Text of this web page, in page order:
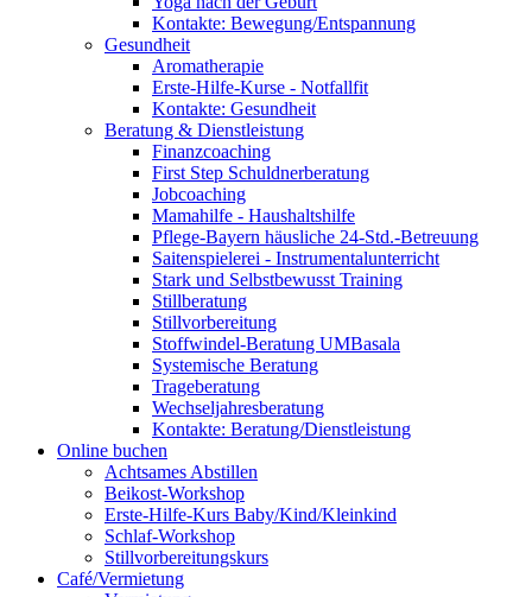
Kontakte: Bewegung/Entspannung
Gesundheit
Aromatherapie
Erste-Hilfe-Kurse - Notfallfit
Kontakte: Gesundheit
Beratung & Dienstleistung
Finanzcoaching
First Step Schuldnerberatung
Jobcoaching
Mamahilfe - Haushaltshilfe
Pflege-Bayern häusliche 24-Std.-Betreuung
Saitenspielerei - Instrumentalunterricht
Stark und Selbstbewusst Training
Stillberatung
Stillvorbereitung
Stoffwindel-Beratung UMBasala
Systemische Beratung
Trageberatung
Wechseljahresberatung
Kontakte: Beratung/Dienstleistung
Online buchen
Achtsames Abstillen
Beikost-Workshop
Erste-Hilfe-Kurs Baby/Kind/Kleinkind
Schlaf-Workshop
Stillvorbereitungskurs
Café/Vermietung